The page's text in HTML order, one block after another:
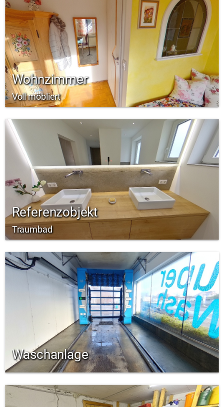
Wohnzimmer
Voll möbliert
Referenzobjekt
Traumbad
Waschanlage